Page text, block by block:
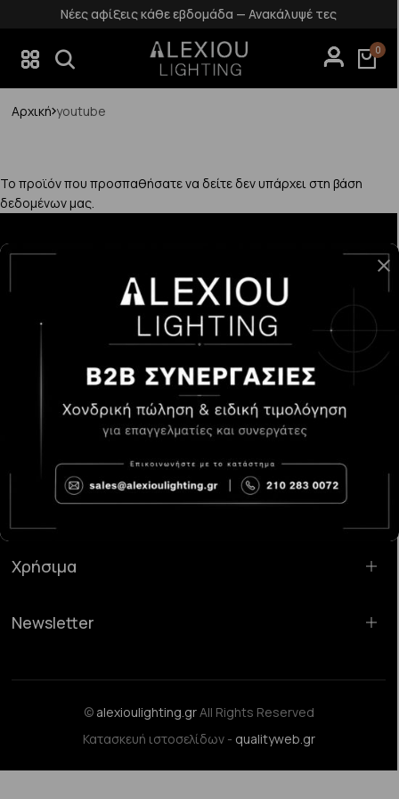
Νέες αφίξεις κάθε εβδομάδα — Ανακάλυψέ τες
0
Αρχική youtube
Το προϊόν που προσπαθήσατε να δείτε δεν υπάρχει στη βάση
δεδομένων μας.
Κατάστημα Χαλάνδρι:Σαρανταπόρου 55, 15232, Χαλάνδρι
sales@alexioulighting.gr
210 283 0072
6983123181
Χρήσιμα
Newsletter
© alexioulighting.grAll Rights Reserved
Κατασκευή ιστοσελίδων - qualityweb.gr